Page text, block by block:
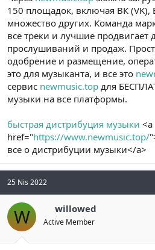
150 площадок, включая ВК (VK),
множество других. Команда
все треки и лучшие продвигает
прослушиваний и продаж.
одобрение и размещение,
это для музыканта, и все это
сервис newmusic.top для
музыки на все платформы.
быстрая дистрибуция музыки <a
href="https://www.newmusic.top/
все о дистрибуции музыки</a>
25 Nis 2022
W willowed
Active Member